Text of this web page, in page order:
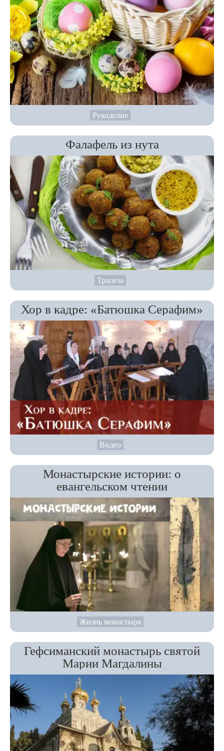
Рукоделие
Фалафель из нута
Трапеза
Хор в кадре: «Батюшка Серафим»
Видео
Монастырские истории: о
евангельском чтении
Жизнь монастыря
Гефсиманский монастырь святой
Марии Магдалины